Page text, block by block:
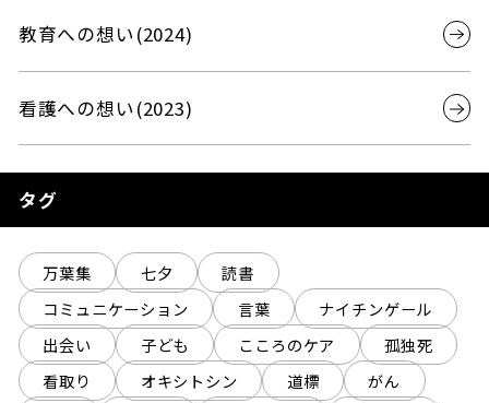
教育への想い(2024)
看護への想い(2023)
タグ
万葉集 七夕
読書
コミュニケーション
言葉
ナイチンゲール
出会い
子ども こころのケア
孤独死
看取り
オキシトシン 道標
がん